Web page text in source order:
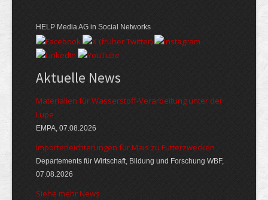
HELP Media AG in Social Networks
Aktuelle News
Materialien für Wasserstoff-Verarbeitung unter der
Lupe
EMPA, 07.08.2026
Importerleichterungen für Mais zu Futterzwecken
Departements für Wirtschaft, Bildung und Forschung WBF,
07.08.2026
Siehe mehr News